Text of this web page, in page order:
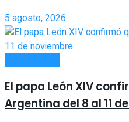
5 agosto, 2026
El papa León XIV
Argentina del 8 al 11